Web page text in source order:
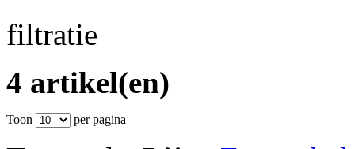
filtratie
4 artikel(en)
Toon per pagina